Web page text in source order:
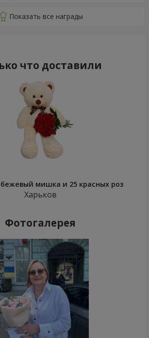
что доставили
бежевый мишка и 25 красных роз
Харьков
Фотогалерея